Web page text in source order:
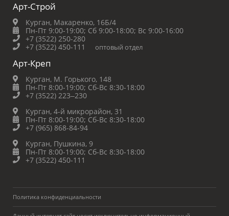
Арт-Строй
Курган, Макаренко, 16Б/4
Пн-Пт 9:00-19:00; Сб 9:00-18:00; Вс 9:00-16:00
+7 (3522) 250-280
+7 (3522) 450-111
оптовый отдел
Арт-Креп
Курган, М. Горького, 148
Пн-Пт 8:00-19:00; Сб-Вс 8:30-18:00
+7 (3522) 223‒230
Курган, 4-й микрорайон, 31
Пн-Пт 8:00-19:00; Сб-Вс 8:30-18:00
+7 (965) 868-84-94
Курган, Пушкина, 9
Пн-Пт 8:00-19:00; Сб-Вс 8:30-18:00
+7 (3522) 450-111
Политика конфиденциальности